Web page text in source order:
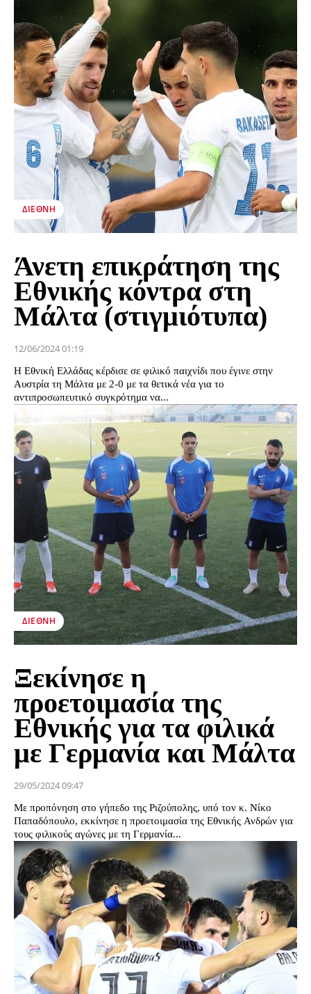
ΔΙΕΘΝΉ
Άνετη επικράτηση της
Εθνικής κόντρα στη
Μάλτα (στιγμιότυπα)
12/06/2024 01:19
Η Εθνική Ελλάδας κέρδισε σε φιλικό παιχνίδι που έγινε στην
Αυστρία τη Μάλτα με 2-0 με τα θετικά νέα για το
αντιπροσωπευτικό συγκρότημα να...
ΔΙΕΘΝΉ
Ξεκίνησε η
προετοιμασία της
Εθνικής για τα φιλικά
με Γερμανία και Μάλτα
29/05/2024 09:47
Με προπόνηση στο γήπεδο της Ριζούπολης, υπό τον κ. Νίκο
Παπαδόπουλο, εκκίνησε η προετοιμασία της Εθνικής Ανδρών για
τους φιλικούς αγώνες με τη Γερμανία...